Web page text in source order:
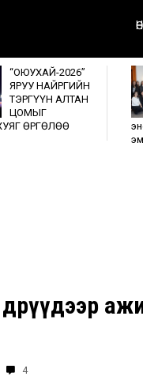
“ОЮУХАЙ-2026”
ЯРУУ НАЙРГИЙН
ТЭРГҮҮН АЛТАН
ЦОМЫГ
ӨРГӨЛӨӨ
4